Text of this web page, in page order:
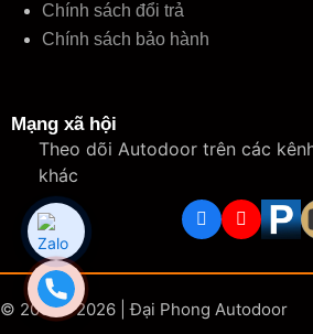
Chính sách đổi trả
Chính sách bảo hành
Mạng xã hội
Theo dõi Autodoor trên các
khác
© 2006 - 2026 | Đại Phong Autodoor